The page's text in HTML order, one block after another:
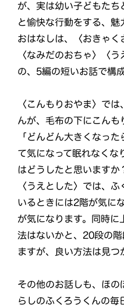
が、実は幼い子どもたち
と愉快な行動をする、魅
おはなしは、〈おきゃく
〈なみだのおちゃ〉〈う
の、5編の短いお話で構
〈こんもりおやま〉で
んが、毛布の下にこん
「どんどん大きくなっ
て気になって眠れなくな
はどうしたと思いますか
〈うえとした〉では、
いるときには2階が気に
が気になります。同時に
法はないかと、20段の
ますが、良い方法は見つ
その他のお話しも、ほの
らしのふくろうくんの毎